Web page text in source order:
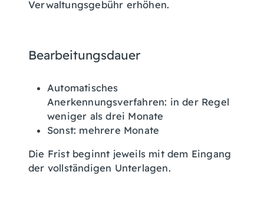
Verwaltungsgebühr erhöhen.
Bearbeitungsdauer
Automatisches
Anerkennungsverfahren: in der Regel
weniger als drei Monate
Sonst: mehrere Monate
Die Frist beginnt jeweils mit dem Eingang
der vollständigen Unterlagen.